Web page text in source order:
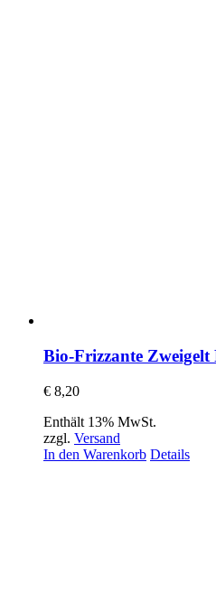
Bio-Frizzante Zweigelt
€ 8,20
Enthält 13% MwSt.
zzgl. Versand
In den Warenkorb Details